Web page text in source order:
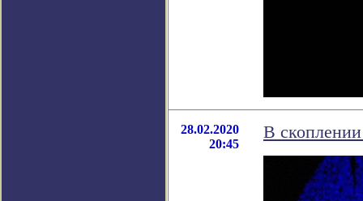
28.02.2020
20:45
В